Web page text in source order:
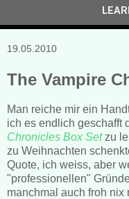
19.05.2010
The Vampire
Man reiche mir ein
ich es endlich geschafft
Chronicles Box Setzu
zu Weihnachten
Quote, ich weiss, aber
"professionellen"
manchmal auch froh nix